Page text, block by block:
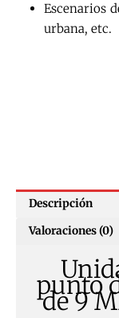
Escenarios
urbana, etc.
Descripción
Valoraciones (0)
punto
de 9